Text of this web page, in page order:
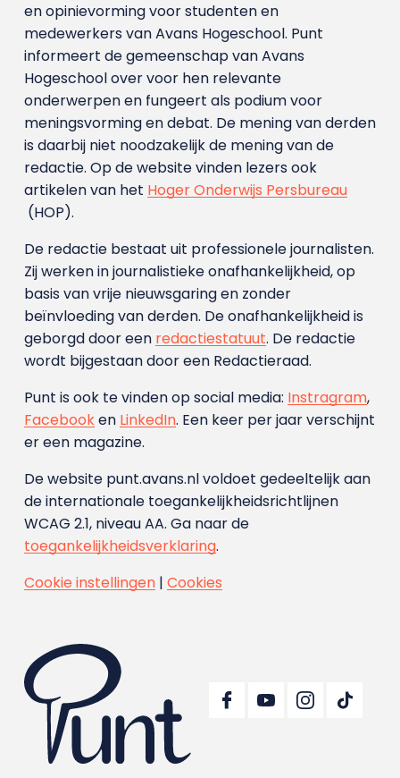
en opinievorming voor studenten en
medewerkers van Avans Hoge­school. Punt
informeert de gemeenschap van Avans
Hogeschool over voor hen relevante
onderwerpen en fungeert als podium voor
meningsvorming en debat. De mening van derden
is daarbij niet noodzakelijk de mening van de
redactie. Op de website vinden lezers ook
artikelen van het Hoger Onderwijs Persbureau
(HOP).
De redactie bestaat uit professionele journalisten.
Zij werken in journalistieke onafhankelijkheid, op
basis van vrije nieuwsgaring en zonder
beïnvloeding van derden. De onafhankelijkheid is
geborgd door een redactiestatuut. De redactie
wordt bijgestaan door een Redactieraad.
Punt is ook te vinden op social media: Instragram,
Facebooken LinkedIn. Een keer per jaar verschijnt
er een magazine.
De website punt.avans.nl voldoet gedeeltelijk aan
de internationale toegankelijkheidsrichtlijnen
WCAG 2.1, niveau AA. Ga naar de
toegankelijkheidsverklaring.
Cookie instellingen| Cookies